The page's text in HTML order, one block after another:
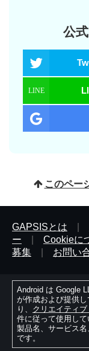
公
このペー
GAPSISとは
ー
Cookieに
募集
お問い
Android は Google
が作成および提供
り、 クリエイティ
件に従って使用し
製品名、サービス
です。